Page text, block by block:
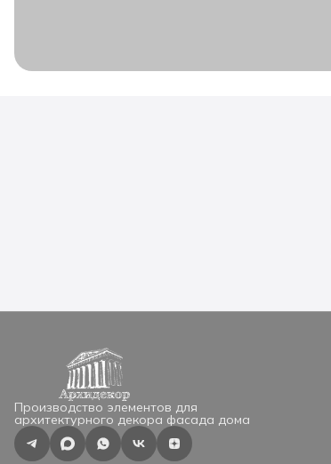
Производство элементов для
архитектурного декора фасада дома